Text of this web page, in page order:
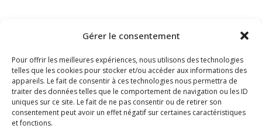
Gérer le consentement
Pour offrir les meilleures expériences, nous utilisons des technologies
telles que les cookies pour stocker et/ou accéder aux informations des
appareils. Le fait de consentir à ces technologies nous permettra de
traiter des données telles que le comportement de navigation ou les ID
uniques sur ce site. Le fait de ne pas consentir ou de retirer son
consentement peut avoir un effet négatif sur certaines caractéristiques
et fonctions.
DOLLA-VIAL – Société d’Avocats – 91 Rue de Miromesnil